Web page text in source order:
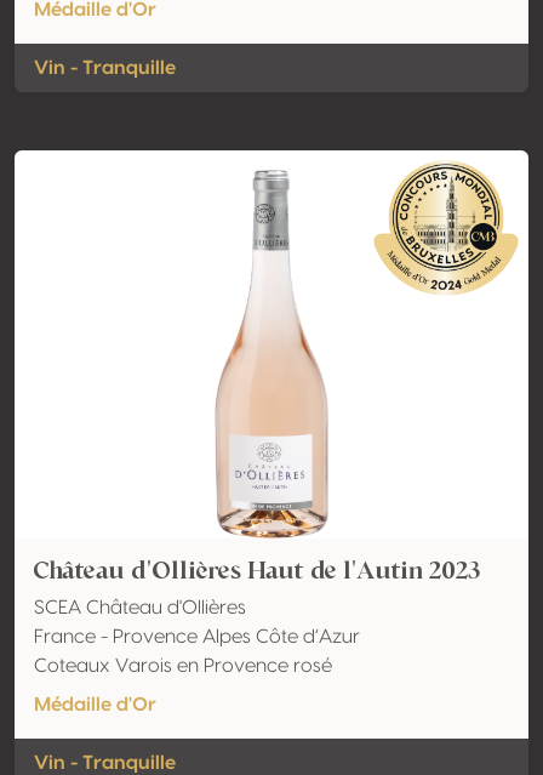
Médaille d'Or
Vin - Tranquille
Château d'Ollières Haut de l'Autin 2023
SCEA Château d'Ollières
France - Provence Alpes Côte d’Azur
Coteaux Varois en Provence rosé
Médaille d'Or
Vin - Tranquille